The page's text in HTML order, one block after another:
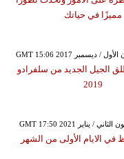
مميزًا في حياتك
الجيل الجديد من سلفرادو
2019
في الايام الأولى من الشهر